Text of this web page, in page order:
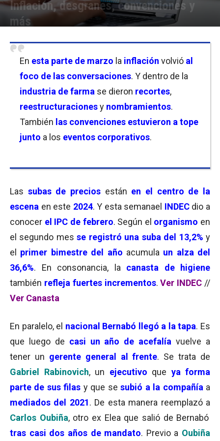
Inflación, desgranes, convenciones y
más
En esta parte de marzo la inflación volvió al
foco de las conversaciones. Y dentro de la
industria de farma se dieron recortes,
reestructuracionesy nombramientos.
También las convenciones estuvieron a tope
junto a los eventos corporativos.
Las subas de precios están en el centro de la
escena en este 2024. Y esta semanael INDECdio a
conocer el IPC de febrero. Según el organismo en
el segundo messe registró una suba del 13,2% y
el
primer bimestre del año acumula un alza del
36,6%. En consonancia, la canasta de higiene
también refleja fuertes incrementos.Ver INDEC //
Ver Canasta
En paralelo, el nacional Bernabó llegó a la tapa. Es
que luego de casi un año de acefalíavuelve a
tener un gerente general al frente. Se trata de
Gabriel Rabinovich, un ejecutivo que ya forma
parte de sus filas y que sesubió a la compañía a
mediados del 2021. De esta manera reemplazó a
Carlos Oubiña, otro ex Elea que salió de Bernabó
tras casi dos años de mandato. Previo a Oubiña